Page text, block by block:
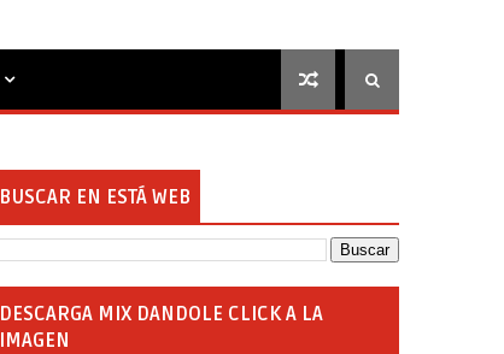
BUSCAR EN ESTÁ WEB
DESCARGA MIX DANDOLE CLICK A LA
IMAGEN